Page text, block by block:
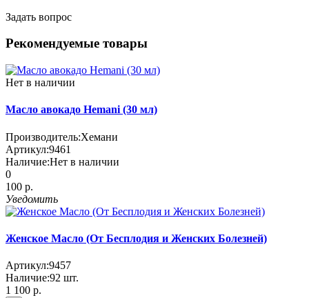
Задать вопрос
Рекомендуемые товары
Нет в наличии
Масло авокадо Hemani (30 мл)
Производитель:Хемани
Артикул:9461
Наличие:Нет в наличии
0
100 р.
Уведомить
Женское Масло (От Бесплодия и Женских Болезней)
Артикул:9457
Наличие:92 шт.
1 100 р.